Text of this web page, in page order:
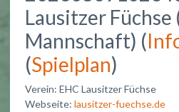
Lausitzer Füchse
Mannschaft) (
(Spielplan)
Verein: EHC Lausitzer Füchse
Webseite: lausitzer-fuechse.de